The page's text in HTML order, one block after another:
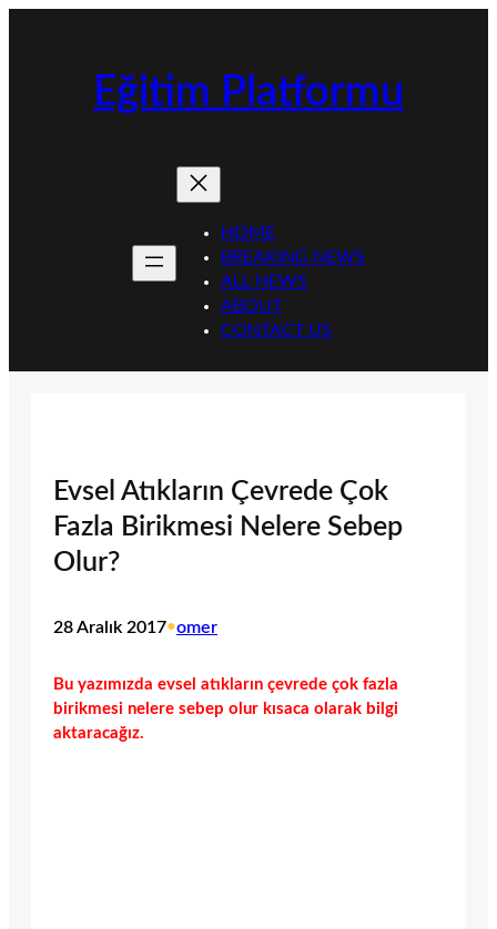
Eğitim Platformu
HOME
BREAKING NEWS
ALL NEWS
ABOUT
CONTACT US
Evsel Atıkların Çevrede Çok
Fazla Birikmesi Nelere Sebep
Olur?
28 Aralık 2017•omer
Bu yazımızda evsel atıkların çevrede çok fazla
birikmesi nelere sebep olur kısaca olarak bilgi
aktaracağız.